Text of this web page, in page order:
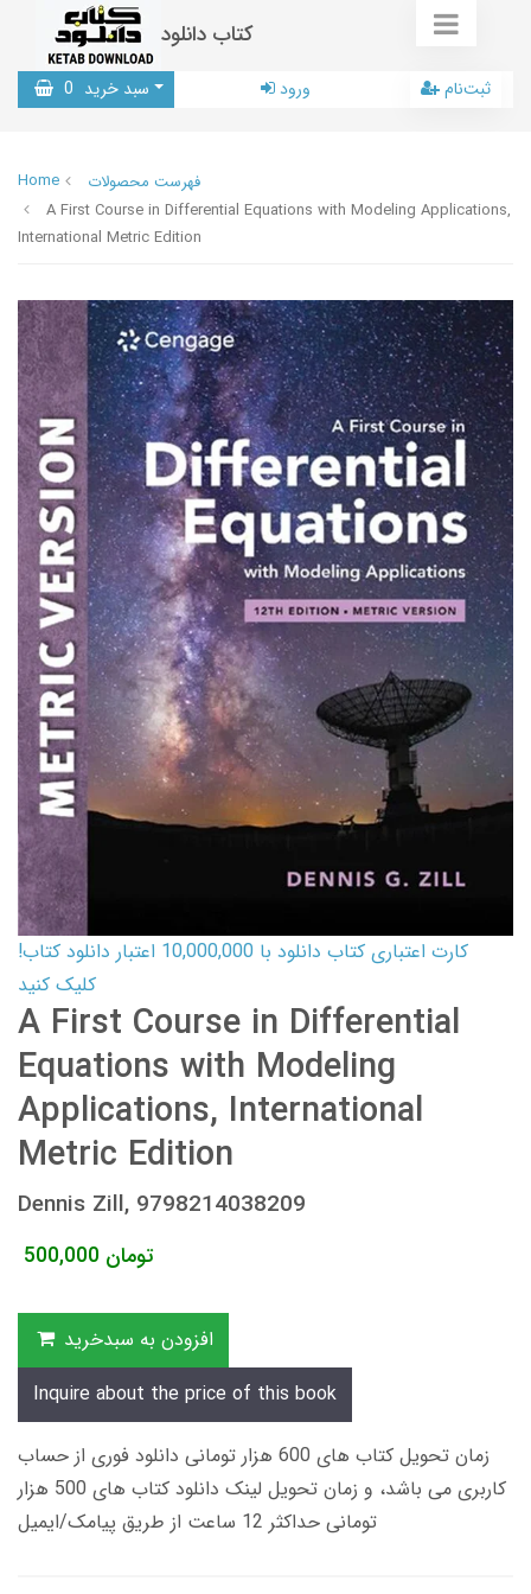
کتاب دانلود
سبد خرید 0 ورود ثبت‌نام
Home
فهرست محصولات
A First Course in Differential Equations with Modeling Applications,
International Metric Edition
کارت اعتباری کتاب دانلود با 10,000,000 اعتبار دانلود کتاب!
کلیک کنید
A First Course in Differential
Equations with Modeling
Applications, International
Metric Edition
Dennis Zill, 9798214038209
500,000 تومان
افزودن به سبدخرید
Inquire about the price of this book
زمان تحویل کتاب های 600 هزار تومانی دانلود فوری از حساب
کاربری می باشد، و زمان تحویل لینک دانلود کتاب های 500 هزار
تومانی حداکثر 12 ساعت از طریق پیامک/ایمیل